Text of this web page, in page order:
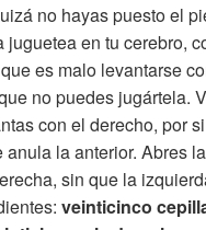
no hayas puesto el
juguetea en tu cerebro,
es malo levantarse
no puedes jugártela.
con el derecho, por
anula la anterior. Abres
sin que la
veinticinco